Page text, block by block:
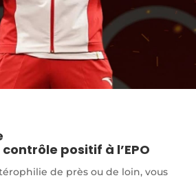
positif à l’EPO
de près ou de loin, vous